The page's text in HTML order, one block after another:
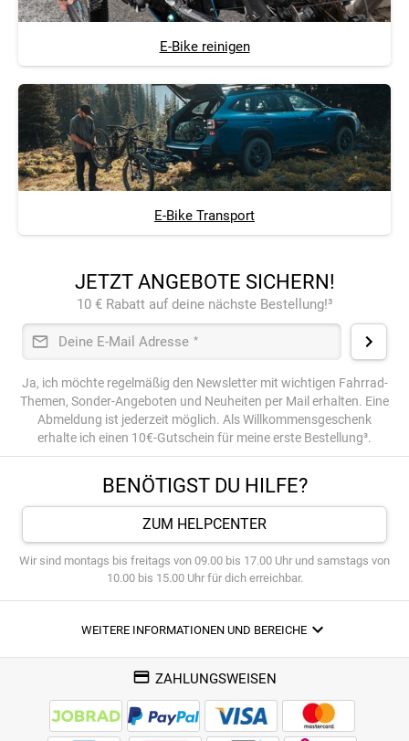
E-Bike reinigen
E-Bike Transport
JETZT ANGEBOTE SICHERN!
10 € Rabatt auf deine nächste Bestellung!³
Deine E-Mail Adresse *
Ja, ich möchte regelmäßig den Newsletter mit wichtigen Fahrrad-
Themen, Sonder-Angeboten und Neuheiten per Mail erhalten. Eine
Abmeldung ist jederzeit möglich. Als Willkommensgeschenk
erhalte ich einen 10€-Gutschein für meine erste Bestellung³.
BENÖTIGST DU HILFE?
ZUM HELPCENTER
Wir sind montags bis freitags von 09.00 bis 17.00 Uhr und samstags von
10.00 bis 15.00 Uhr für dich erreichbar.
WEITERE INFORMATIONEN UND BEREICHE
ZAHLUNGSWEISEN